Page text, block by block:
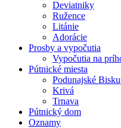
Deviatniky
Ružence
Litánie
Adorácie
Prosby a vypočutia
Vypočutia na
Pútnické miesta
Podunajské
Krivá
Trnava
Pútnický dom
Oznamy